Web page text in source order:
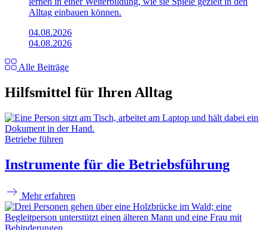
Alltag einbauen können.
04.08.2026
04.08.2026
Alle Beiträge
Hilfsmittel für Ihren Alltag
Betriebe führen
Instrumente für die Betriebsführung
Mehr erfahren